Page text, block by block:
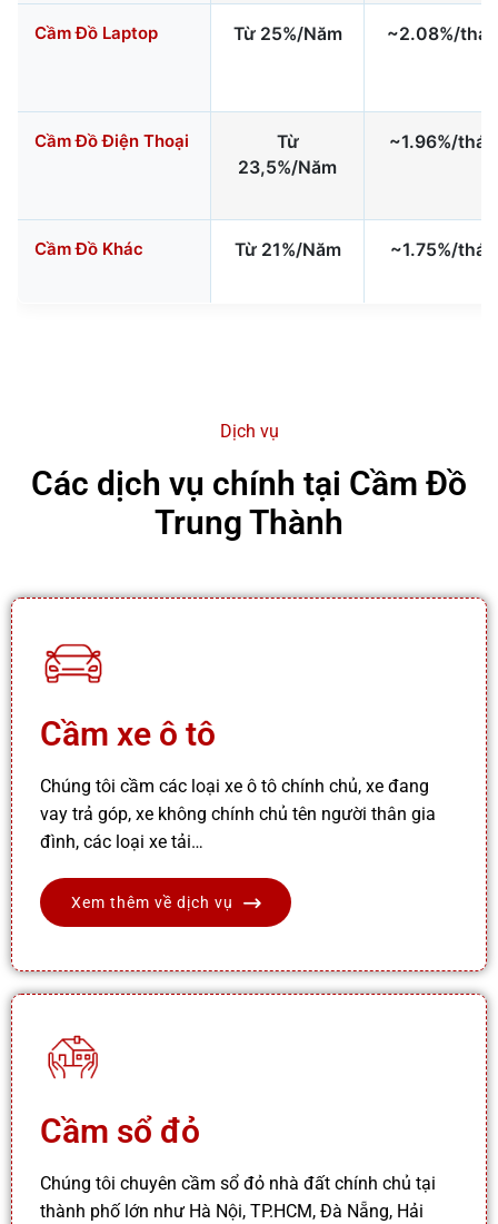
Cầm Đồ Laptop Từ 25%/Năm ~2.08%/
Cầm Đồ Điện Thoại
Từ
23,5%/Năm
~1.96%/
Cầm Đồ Khác Từ 21%/Năm ~1.75%/
Dịch vụ
Các dịch vụ chính tại Cầm Đồ
Trung Thành
Cầm xe ô tô
Chúng tôi cầm các loại xe ô tô chính chủ, xe đang
vay trả góp, xe không chính chủ tên người thân gia
đình, các loại xe tải…
Xem thêm về dịch vụ
Cầm sổ đỏ
Chúng tôi chuyên cầm sổ đỏ nhà đất chính chủ tại
thành phố lớn như Hà Nội, TP.HCM, Đà Nẵng, Hải